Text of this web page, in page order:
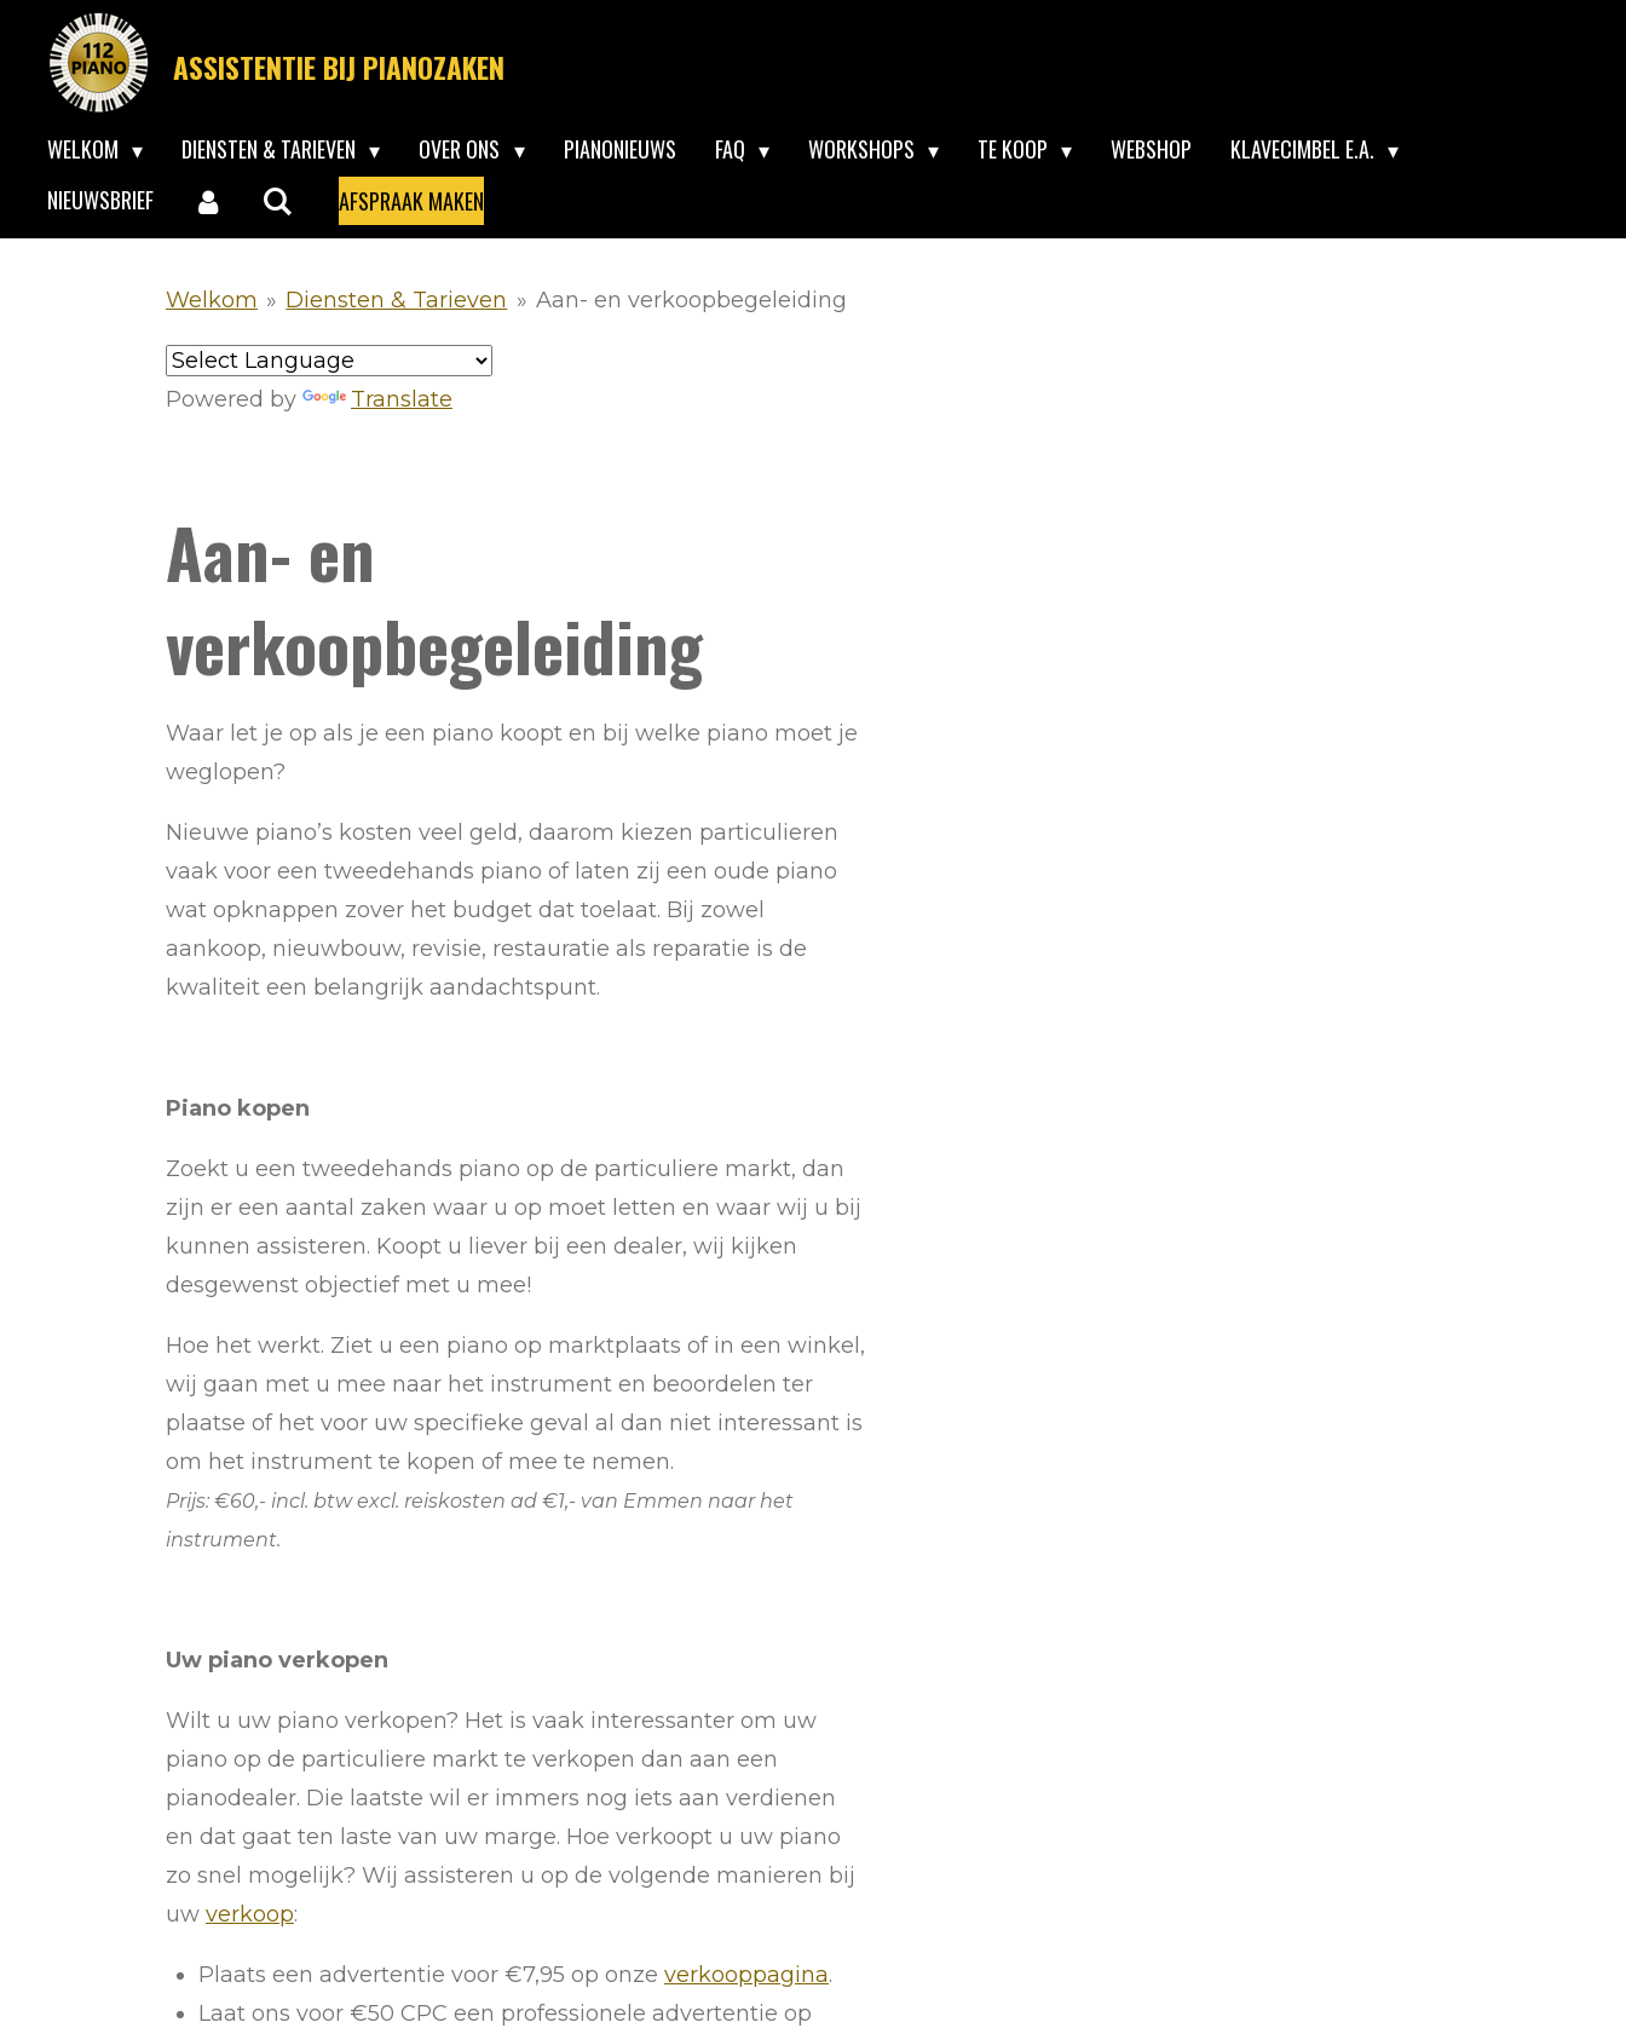
direct
hoofdinhoud
ASSISTENTIE BIJ PIANOZAKEN
WELKOM DIENSTEN & TARIEVEN OVER ONS PIANONIEUWS FAQ WORKSHOPS TE KOOP WEBSHOP
KLAVECIMBEL E.A.
NIEUWSBRIEF
AFSPRAAK MAKEN
Welkom » Diensten & Tarieven » Aan- en verkoopbegeleiding
Powered by Translate
Aan- en
verkoopbegeleiding
Waar let je op als je een piano koopt en bij welke piano moet je
weglopen?
Nieuwe piano’s kosten veel geld, daarom kiezen particulieren
vaak voor een tweedehands piano of laten zij een oude piano
wat opknappen zover het budget dat toelaat. Bij zowel
aankoop, nieuwbouw, revisie, restauratie als reparatie is de
kwaliteit een belangrijk aandachtspunt.
Piano kopen
Zoekt u een tweedehands piano op de particuliere markt, dan
zijn er een aantal zaken waar u op moet letten en waar wij u bij
kunnen assisteren. Koopt u liever bij een dealer, wij kijken
desgewenst objectief met u mee!
Hoe het werkt. Ziet u een piano op marktplaats of in een winkel,
wij gaan met u mee naar het instrument en beoordelen ter
plaatse of het voor uw specifieke geval al dan niet interessant is
om het instrument te kopen of mee te nemen.
Prijs: €60,- incl. btw excl. reiskosten ad €1,- van Emmen naar het
instrument.
Uw piano verkopen
Wilt u uw piano verkopen? Het is vaak interessanter om uw
piano op de particuliere markt te verkopen dan aan een
pianodealer. Die laatste wil er immers nog iets aan verdienen
en dat gaat ten laste van uw marge. Hoe verkoopt u uw piano
zo snel mogelijk? Wij assisteren u op de volgende manieren bij
uw verkoop:
Plaats een advertentie voor €7,95 op onze verkooppagina.
Laat ons voor €50 CPC een professionele advertentie op